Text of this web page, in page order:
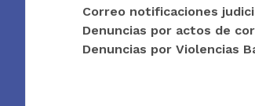
Correo notificaciones
Denuncias por actos de
Denuncias por Violencias